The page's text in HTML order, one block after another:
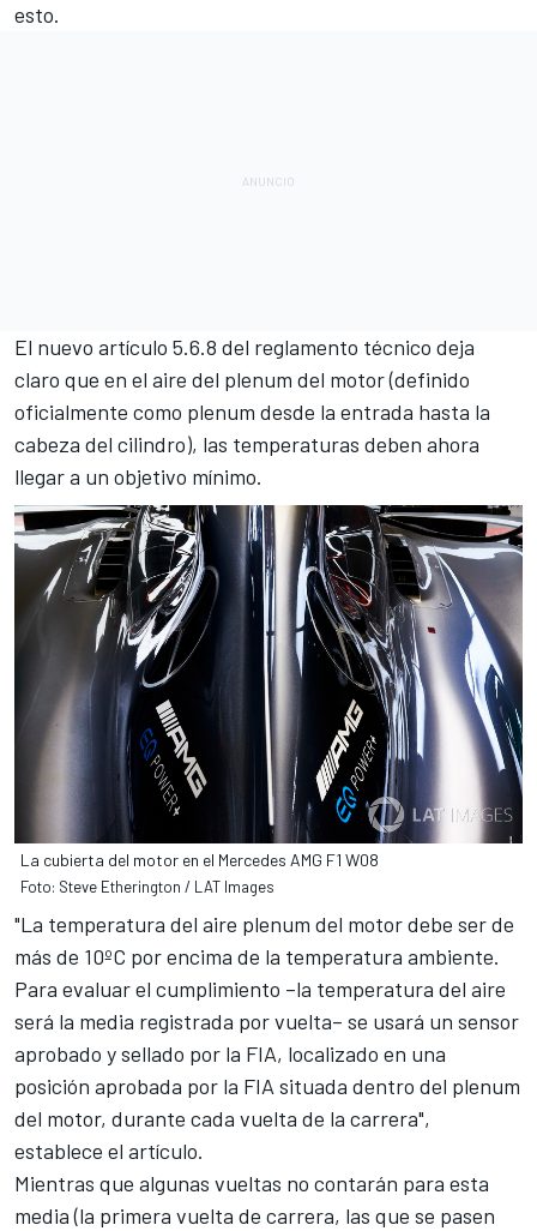
esto.
El nuevo artículo 5.6.8 del reglamento técnico deja
claro que en el aire del plenum del motor (definido
oficialmente como plenum desde la entrada hasta la
cabeza del cilindro), las temperaturas deben ahora
llegar a un objetivo mínimo.
La cubierta del motor en el Mercedes AMG F1 W08
Foto: Steve Etherington / LAT Images
"La temperatura del aire plenum del motor debe ser de
más de 10ºC por encima de la temperatura ambiente.
Para evaluar el cumplimiento –la temperatura del aire
será la media registrada por vuelta– se usará un sensor
aprobado y sellado por la FIA, localizado en una
posición aprobada por la FIA situada dentro del plenum
del motor, durante cada vuelta de la carrera",
establece el artículo.
Mientras que algunas vueltas no contarán para esta
media (la primera vuelta de carrera, las que se pasen